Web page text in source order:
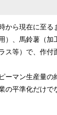
から現在に至
、馬鈴薯（加
等）で、作付
マン生産量の
平準化だけで